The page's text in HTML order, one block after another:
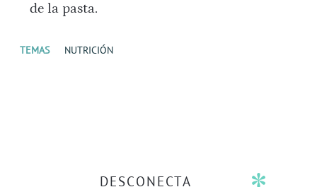
de la pasta.
TEMAS NUTRICIÓN
DESCONECTA